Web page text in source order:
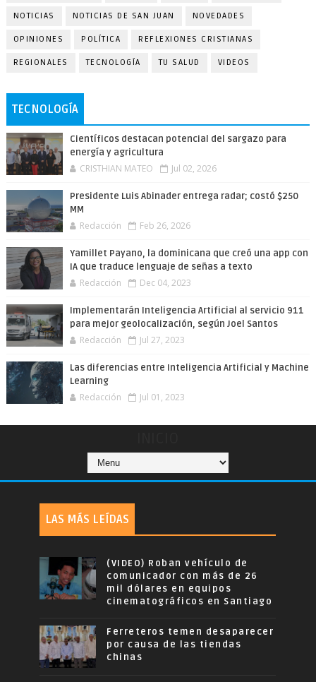
NOTICIAS NOTICIAS DE SAN JUAN NOVEDADES
OPINIONES POLÍTICA REFLEXIONES CRISTIANAS
REGIONALES TECNOLOGÍA TU SALUD VIDEOS
TECNOLOGÍA
Científicos destacan potencial del sargazo para
energía y agricultura
CRISTHIAN MATEO Jul 02, 2026
Presidente Luis Abinader entrega radar; costó $250
MM
Redacción Feb 26, 2026
Yamillet Payano, la dominicana que creó una app con
IA que traduce lenguaje de señas a texto
Redacción Dec 04, 2023
Implementarán Inteligencia Artificial al servicio 911
para mejor geolocalización, según Joel Santos
Redacción Jul 27, 2023
Las diferencias entre Inteligencia Artificial y Machine
Learning
Redacción Jul 01, 2023
LAS MÁS LEÍDAS
(VIDEO) Roban vehículo de
comunicador con más de 26
mil dólares en equipos
cinematográficos en Santiago
Ferreteros temen desaparecer
por causa de las tiendas
chinas